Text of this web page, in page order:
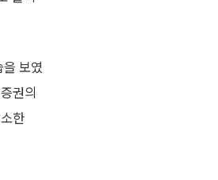
보였
권의
한